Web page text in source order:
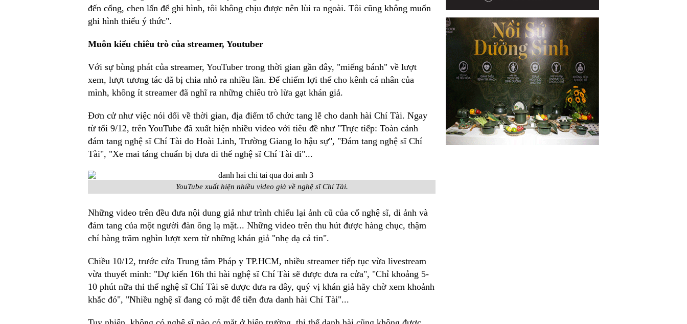
đến cổng, chen lấn để ghi hình, tôi không chịu được nên lùi ra ngoài. Tôi cũng không muốn
ghi hình thiếu ý thức".
Muôn kiểu chiêu trò của streamer, Youtuber
Với sự bùng phát của streamer, YouTuber trong thời gian gần đây, "miếng bánh" về lượt
xem, lượt tương tác đã bị chia nhỏ ra nhiều lần. Để chiếm lợi thế cho kênh cá nhân của
mình, không ít streamer đã nghĩ ra những chiêu trò lừa gạt khán giả.
Đơn cử như việc nói dối về thời gian, địa điểm tổ chức tang lễ cho danh hài Chí Tài. Ngay
từ tối 9/12, trên YouTube đã xuất hiện nhiều video với tiêu đề như "Trực tiếp: Toàn cảnh
đám tang nghệ sĩ Chí Tài do Hoài Linh, Trường Giang lo hậu sự", "Đám tang nghệ sĩ Chí
Tài", "Xe mai táng chuẩn bị đưa di thể nghệ sĩ Chí Tài đi"...
YouTube xuất hiện nhiều video giả về nghệ sĩ Chí Tài.
Những video trên đều đưa nội dung giả như trình chiếu lại ảnh cũ của cố nghệ sĩ, di ảnh và
đám tang của một người đàn ông lạ mặt... Những video trên thu hút được hàng chục, thậm
chí hàng trăm nghìn lượt xem từ những khán giả "nhẹ dạ cả tin".
Chiều 10/12, trước cửa Trung tâm Pháp y TP.HCM, nhiều streamer tiếp tục vừa livestream
vừa thuyết minh: "Dự kiến 16h thi hài nghệ sĩ Chí Tài sẽ được đưa ra cửa", "Chỉ khoảng 5-
10 phút nữa thi thể nghệ sĩ Chí Tài sẽ được đưa ra đây, quý vị khán giả hãy chờ xem khoảnh
khắc đó", "Nhiều nghệ sĩ đang có mặt để tiễn đưa danh hài Chí Tài"...